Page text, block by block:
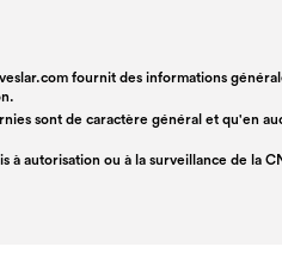
fournit des informations
sont de caractère général et qu'en
à autorisation ou à la surveillance de la